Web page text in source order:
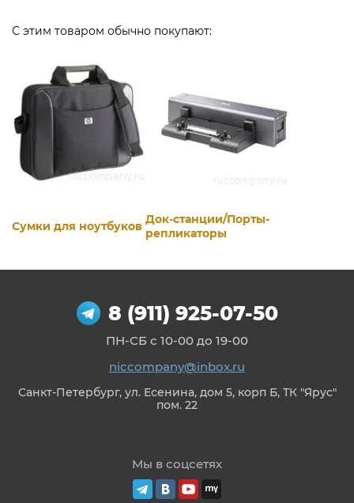
С этим товаром обычно покупают:
Сумки для ноутбуков Док-станции/Порты-
репликаторы
8 (911) 925-07-50
ПН-СБ с 10-00 до 19-00
niccompany@inbox.ru
Санкт-Петербург, ул. Есенина, дом 5, корп Б, ТК "Ярус"
пом. 22
Мы в соцсетях